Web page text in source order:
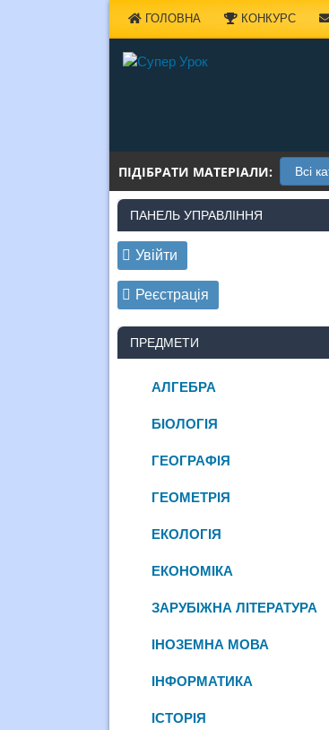
ГОЛОВНА КОНКУРС
ПІДІБРАТИ МАТЕРІАЛИ:
ПАНЕЛЬ УПРАВЛІННЯ
Увійти
Реєстрація
ПРЕДМЕТИ
АЛГЕБРА
БІОЛОГІЯ
ГЕОГРАФІЯ
ГЕОМЕТРІЯ
ЕКОЛОГІЯ
ЕКОНОМІКА
ЗАРУБІЖНА ЛІТЕРАТУРА
ІНОЗЕМНА МОВА
ІНФОРМАТИКА
ІСТОРІЯ